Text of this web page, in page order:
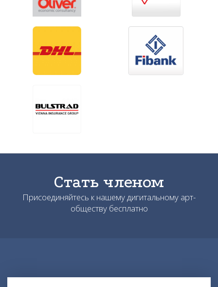
Стать членом
Присоединяйтесь к нашему дигитальному арт-
обществу бесплатно